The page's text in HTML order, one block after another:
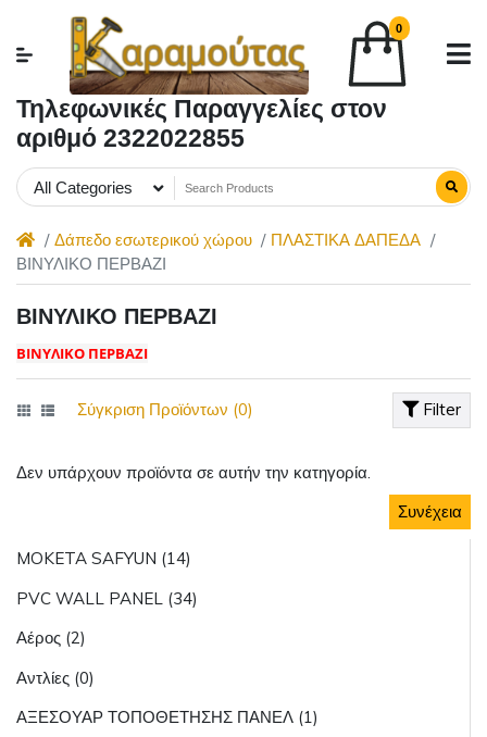
0
Τηλεφωνικές Παραγγελίες στον
αριθμό 2322022855
All Categories
Δάπεδο εσωτερικού χώρου
ΠΛΑΣΤΙΚΑ ΔΑΠΕΔΑ
ΒΙΝΥΛΙΚΟ ΠΕΡΒΑΖΙ
MOKETA SAFYUN (14)
PVC WALL PANEL (34)
Αέρος (2)
Αντλίες (0)
ΑΞΕΣΟΥΑΡ ΤΟΠΟΘΕΤΗΣΗΣ ΠΑΝΕΛ (1)
ΒΙΝΥΛΙΚΟ ΠΕΡΒΑΖΙ
ΒΙΝΥΛΙΚΟ ΠΕΡΒΑΖΙ
Filter
Σύγκριση Προϊόντων (0)
Δεν υπάρχουν προϊόντα σε αυτήν την κατηγορία.
Συνέχεια